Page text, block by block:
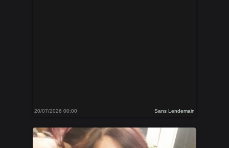
20/07/2026 00:00 Sans Lendemain